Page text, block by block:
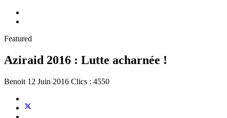
Featured
Aziraid 2016 : Lutte acharnée !
Benoit 12 Juin 2016 Clics : 4550